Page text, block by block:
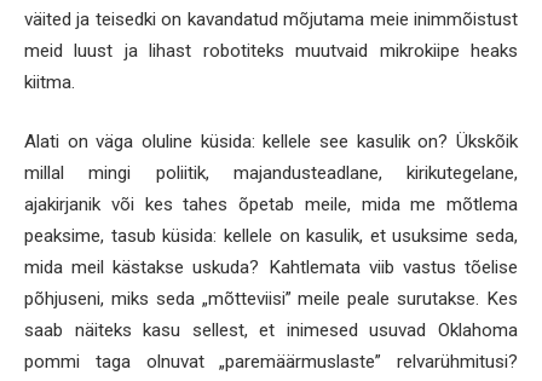
väited ja teisedki on kavandatud mõjutama meie inimmõistust
meid luust ja lihast robotiteks muutvaid mikrokiipe heaks
kiitma.
Alati on väga oluline küsida: kellele see kasulik on? Ükskõik
millal mingi poliitik, majandusteadlane, kirikutegelane,
ajakirjanik või kes tahes õpetab meile, mida me mõtlema
peaksime, tasub küsida: kellele on kasulik, et usuksime seda,
mida meil kästakse uskuda? Kahtlemata viib vastus tõelise
põhjuseni, miks seda „mõtteviisi” meile peale surutakse. Kes
saab näiteks kasu sellest, et inimesed usuvad Oklahoma
pommi taga olnuvat „paremäärmuslaste” relvarühmitusi?